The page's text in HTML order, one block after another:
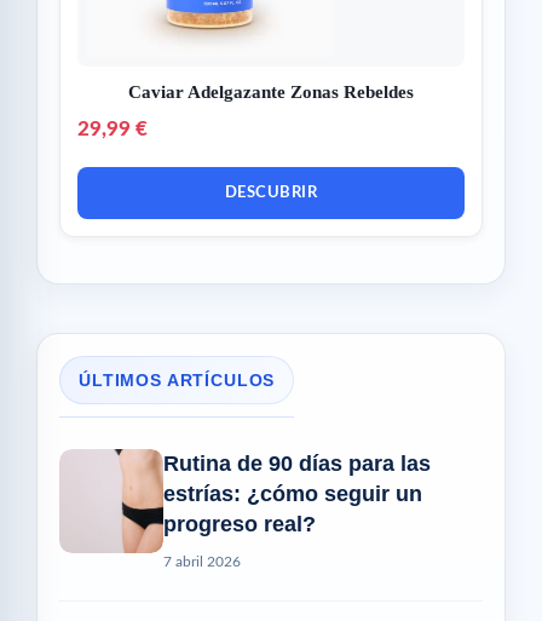
Caviar Adelgazante Zonas Rebeldes
29,99 €
DESCUBRIR
ÚLTIMOS ARTÍCULOS
Rutina de 90 días para las
estrías: ¿cómo seguir un
progreso real?
7 abril 2026